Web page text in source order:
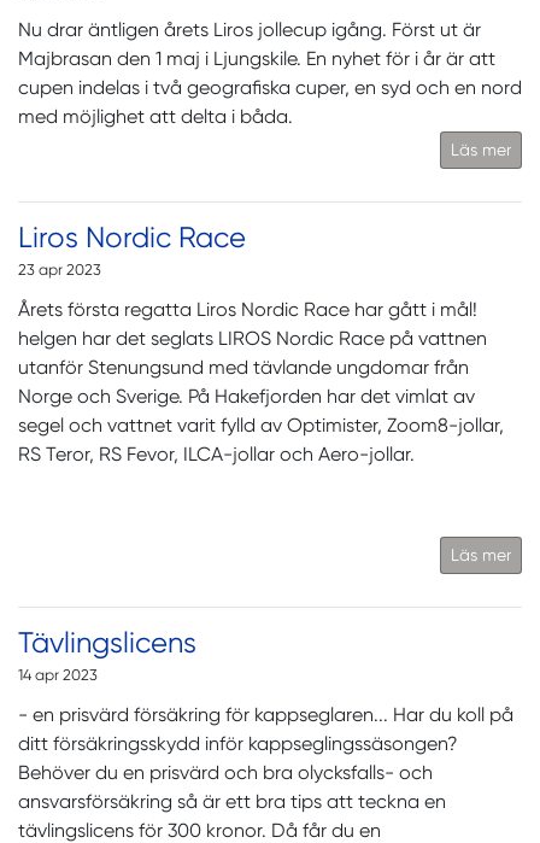
Nu drar äntligen årets Liros jollecup igång. Först ut är
Majbrasan den 1 maj i Ljungskile. En nyhet för i år är att
cupen indelas i två geografiska cuper, en syd och en nord
med möjlighet att delta i båda.
Läs mer
Liros Nordic Race
23 apr 2023
Årets första regatta Liros Nordic Race har gått i mål!
helgen har det seglats LIROS Nordic Race på vattnen
utanför Stenungsund med tävlande ungdomar från
Norge och Sverige. På Hakefjorden har det vimlat av
segel och vattnet varit fylld av Optimister, Zoom8-jollar,
RS Teror, RS Fevor, ILCA-jollar och Aero-jollar.
Läs mer
Tävlingslicens
14 apr 2023
- en prisvärd försäkring för kappseglaren... Har du koll på
ditt försäkringsskydd inför kappseglingssäsongen?
Behöver du en prisvärd och bra olycksfalls- och
ansvarsförsäkring så är ett bra tips att teckna en
tävlingslicens för 300 kronor. Då får du en